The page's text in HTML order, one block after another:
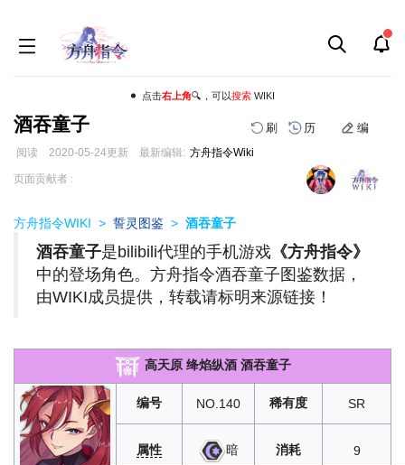
点击右上角🔍，可以搜索WIKI
酒吞童子 刷 历 编
阅读 2020-05-24更新 最新编辑: 方舟指令Wiki
跳
航
跳
索
页面贡献者 :
方舟指令WIKI > 誓灵图鉴 > 酒吞童子
酒吞童子是bilibili代理的手机游戏 《方舟指令》
中的登场角色。方舟指令酒吞童子图鉴数据，
由WIKI成员提供，转载请标明来源链接！
高天原 绛焰纵酒 酒吞童子
编号 NO.140 稀有度 SR
属性 暗 消耗 9